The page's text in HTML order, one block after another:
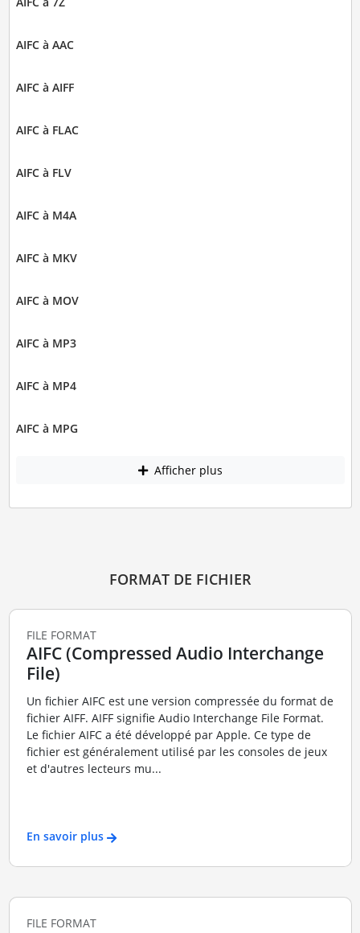
AIFC à AAC
AIFC à AIFF
AIFC à FLAC
AIFC à FLV
AIFC à M4A
AIFC à MKV
AIFC à MOV
AIFC à MP3
AIFC à MP4
AIFC à MPG
Afficher plus
FORMAT DE FICHIER
FILE FORMAT
AIFC (Compressed Audio Interchange
File)
Un fichier AIFC est une version compressée du format de
fichier AIFF. AIFF signifie Audio Interchange File Format.
Le fichier AIFC a été développé par Apple. Ce type de
fichier est généralement utilisé par les consoles de jeux
et d'autres lecteurs mu...
En savoir plus
FILE FORMAT